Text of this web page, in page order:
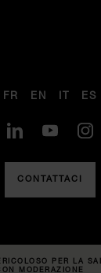
CONTATTACI
FR EN ES
PER LA
MODERAZIONE